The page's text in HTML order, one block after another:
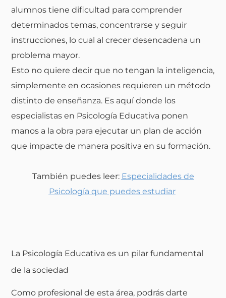
alumnos tiene dificultad para comprender
determinados temas, concentrarse y seguir
instrucciones, lo cual al crecer desencadena un
problema mayor.
Esto no quiere decir que no tengan la inteligencia,
simplemente en ocasiones requieren un método
distinto de enseñanza. Es aquí donde los
especialistas en Psicología Educativa ponen
manos a la obra para ejecutar un plan de acción
que impacte de manera positiva en su formación.
También puedes leer: Especialidades de
Psicología que puedes estudiar
La Psicología Educativa es un pilar fundamental
de la sociedad
Como profesional de esta área, podrás darte